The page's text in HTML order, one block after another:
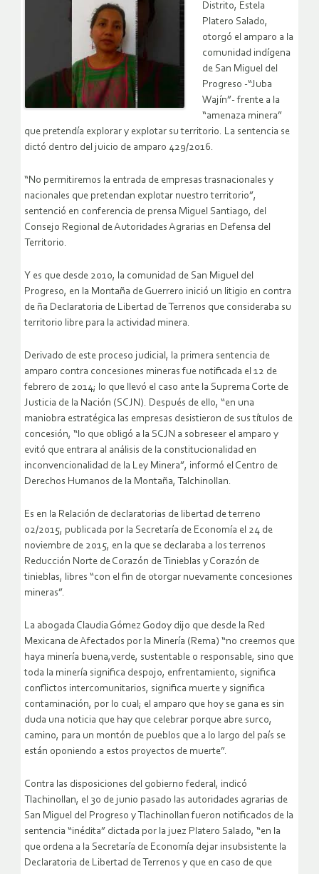
Distrito, Estela
Platero Salado,
otorgó el amparo a la
comunidad indígena
de San Miguel del
Progreso -“Juba
Wajín”- frente a la
“amenaza minera”
que pretendía explorar y explotar su territorio. La sentencia se
dictó dentro del juicio de amparo 429/2016.
“No permitiremos la entrada de empresas trasnacionales y
nacionales que pretendan explotar nuestro territorio”,
sentenció en conferencia de prensa Miguel Santiago, del
Consejo Regional de Autoridades Agrarias en Defensa del
Territorio.
Y es que desde 2010, la comunidad de San Miguel del
Progreso, en la Montaña de Guerrero inició un litigio en contra
de ña Declaratoria de Libertad de Terrenos que consideraba su
territorio libre para la actividad minera.
Derivado de este proceso judicial, la primera sentencia de
amparo contra concesiones mineras fue notificada el 12 de
febrero de 2014; lo que llevó el caso ante la Suprema Corte de
Justicia de la Nación (SCJN). Después de ello, “en una
maniobra estratégica las empresas desistieron de sus títulos de
concesión, “lo que obligó a la SCJN a sobreseer el amparo y
evitó que entrara al análisis de la constitucionalidad en
inconvencionalidad de la Ley Minera”, informó el Centro de
Derechos Humanos de la Montaña, Talchinollan.
Es en la Relación de declaratorias de libertad de terreno
02/2015, publicada por la Secretaría de Economía el 24 de
noviembre de 2015, en la que se declaraba a los terrenos
Reducción Norte de Corazón de Tinieblas y Corazón de
tinieblas, libres “con el fin de otorgar nuevamente concesiones
mineras”.
La abogada Claudia Gómez Godoy dijo que desde la Red
Mexicana de Afectados por la Minería (Rema) “no creemos que
haya minería buena,verde, sustentable o responsable, sino que
toda la minería significa despojo, enfrentamiento, significa
conflictos intercomunitarios, significa muerte y significa
contaminación, por lo cual; el amparo que hoy se gana es sin
duda una noticia que hay que celebrar porque abre surco,
camino, para un montón de pueblos que a lo largo del país se
están oponiendo a estos proyectos de muerte”.
Contra las disposiciones del gobierno federal, indicó
Tlachinollan, el 30 de junio pasado las autoridades agrarias de
San Miguel del Progreso y Tlachinollan fueron notificados de la
sentencia “inédita” dictada por la juez Platero Salado, “en la
que ordena a la Secretaría de Economía dejar insubsistente la
Declaratoria de Libertad de Terrenos y que en caso de que